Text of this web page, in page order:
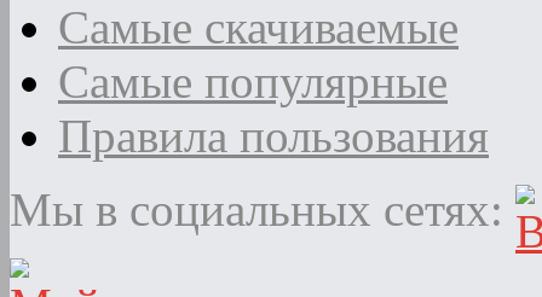
Самые скачиваемые
Самые популярные
Правила пользования
Мы в социальных сетях: